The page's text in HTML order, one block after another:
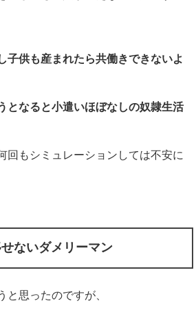
子供も産まれたら共働きできないよ
となると小遣いほぼなしの奴隷生活
回もシミュレーションしては不安に
ないダメリーマン
と思ったのですが、